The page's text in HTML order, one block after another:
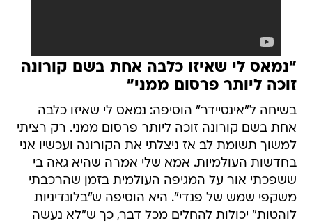
"נמאס לי שאיזו כלבה אחת בשם קורונה
זוכה ליותר פרסום ממני"
בשיחה ל"אינסיידר" הוסיפה: נמאס לי שאיזו כלבה
אחת בשם קורונה זוכה ליותר פרסום ממני. רק רציתי
למשוך תשומת לב אז ניצלתי את הקורונה ועכשיו אני
בחדשות העולמיות. אמא שלי אמרה שהיא גאה בי
ששפכתי אור על המגיפה העולמית בזמן שהרכבתי
משקפי שמש של פנדי". היא הוסיפה ש"בלונדיניות
לוהטות" יכולות להחלים מכל דבר, כך ש"לא נעשה